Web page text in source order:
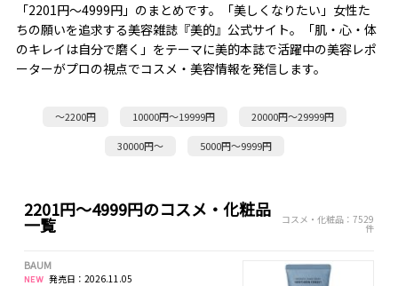
「2201円～4999円」のまとめです。「美しくなりたい」女性た
ちの願いを追求する美容雑誌『美的』公式サイト。「肌・心・体
のキレイは自分で磨く」をテーマに美的本誌で活躍中の美容レポ
ーターがプロの視点でコスメ・美容情報を発信します。
～2200円 10000円～19999円 20000円～29999円
30000円～ 5000円～9999円
2201円～4999円のコスメ・化粧品
一覧 コスメ・化粧品：7529
件
BAUM
発売日：2026.11.05